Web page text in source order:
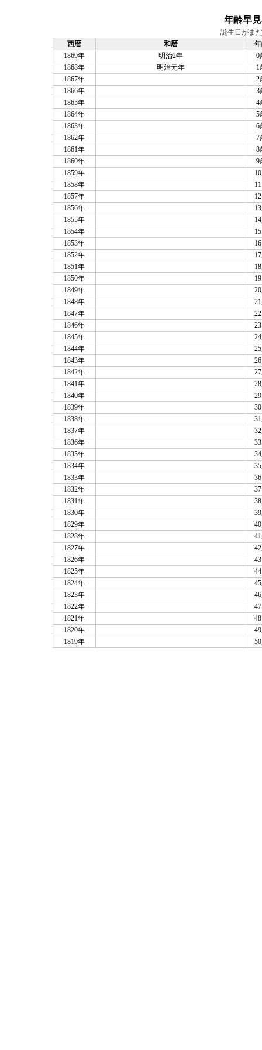
年齢早
誕生日がま
西暦
和暦
1869年
明治2年
0
1868年
明治元年
1
1867年
2
1866年
3
1865年
4
1864年
5
1863年
6
1862年
7
1861年
8
1860年
9
1859年
1858年
1857年
1856年
1855年
1854年
1853年
1852年
1851年
1850年
1849年
1848年
1847年
1846年
1845年
1844年
1843年
1842年
1841年
1840年
1839年
1838年
1837年
1836年
1835年
1834年
1833年
1832年
1831年
1830年
1829年
1828年
1827年
1826年
1825年
1824年
1823年
1822年
1821年
1820年
1819年